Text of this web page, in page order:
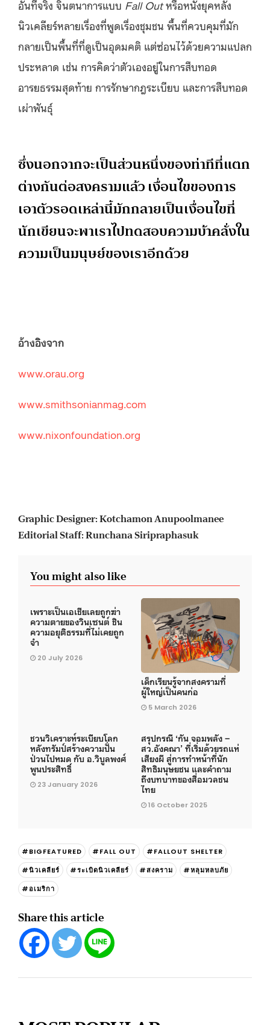
อันที่จริง จินตนาการแบบ Fall Out หรือหนังยุคหลัง
นิวเคลียร์หลายเรื่องที่พูดเรื่องชุมชน พื้นที่ควบคุมที่มัก
กลายเป็นพื้นที่ที่ดูเป็นอุดมคติ แต่ซ่อนไว้ด้วยความแปลก
ประหลาด เช่น การคิดว่าตัวเองอยู่ในการสืบทอด
อารยธรรมสุดท้าย การรักษากฎระเบียบ และการสืบทอด
เผ่าพันธุ์
ซึ่งนอกจากจะเป็นส่วนหนึ่งของท่าทีที่แตก
ต่างกันต่อสงครามแล้วเงื่อนไขของการ
เอาตัวรอดเหล่านี้มักกลายเป็นเงื่อนไขที่
นักเขียนจะพาเราไปทดสอบความบ้าคลั่งใน
ความเป็นมนุษย์ของเราอีกด้วย
อ้างอิงจาก
www.orau.org
www.smithsonianmag.com
www.nixonfoundation.org
Graphic Designer: Kotchamon Anupoolmanee
Editorial Staff: Runchana Siripraphasuk
You might also like
เพราะเป็นเอเชียเลยถูกฆ่า
ความตายของวินเซนต์ ชิน
ความอยุติธรรมที่ไม่เคยถูก
จำ
20 July 2026
เด็กเรียนรู้จากสงครามที่
ผู้ใหญ่เป็นคนก่อ
5 March 2026
ชวนวิเคราะห์ระเบียบโลก
หลังทรัมป์สร้างความปั่น
ป่วนไปหมด กับ อ.วิบูลพงศ์
พูนประสิทธิ์
23 January 2026
สรุปกรณี ‘กัน จอมพลัง –
สว.อังคณา’ ที่เริ่มด้วยรถแห่
เสียงผี สู่การทำหน้าที่นัก
สิทธิมนุษยชน และคำถาม
ถึงบทบาทของสื่อมวลชน
ไทย
16 October 2025
#BIGFEATURED #FALL OUT
#FALLOUT SHELTER
#นิวเคลียร์
#ระเบิดนิวเคลียร์ #สงคราม
#หลุมหลบภัย
#อเมริกา
Share this article